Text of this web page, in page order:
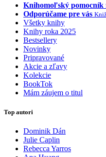
Knihomoľský pomocník
Odporúčame pre vás
Všetky knihy
Knihy roka 2025
Bestsellery
Novinky
Pripravované
Akcie a zľavy
Kolekcie
BookTok
Mám záujem o titul
Top autori
Dominik Dán
Julie Caplin
Rebecca Yarros